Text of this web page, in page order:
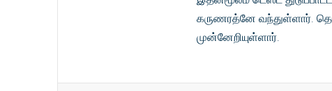
கருணரத்னே வந்துள்ளார்.
முன்னேறியுள்ளார்.